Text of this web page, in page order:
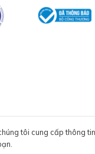
tôi cung cấp thông